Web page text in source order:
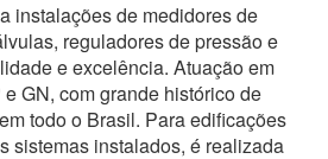
instalações de medidores de
reguladores de pressão e
e excelência. Atuação em
GN, com grande histórico de
todo o Brasil. Para edificações
sistemas instalados, é realizada